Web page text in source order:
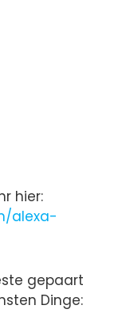
hier:
alexa-
gepaart
Dinge: